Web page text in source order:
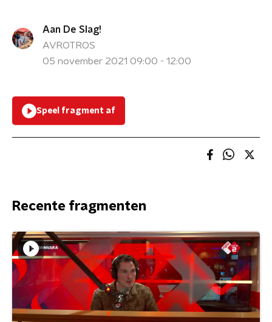
Aan De Slag!
AVROTROS
05 november 2021 09:00 - 12:00
Speel fragment af
Recente fragmenten